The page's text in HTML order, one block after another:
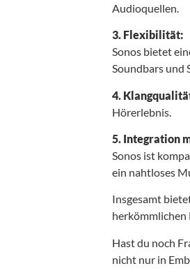
Audioquellen.
3. Flexibilität:
Sonos bietet
Soundbars und
4.
Hörerlebnis.
5. Integration
Sonos ist
ein nahtloses
Insgesamt
herkömmlichen
Hast du noch
nicht nur in